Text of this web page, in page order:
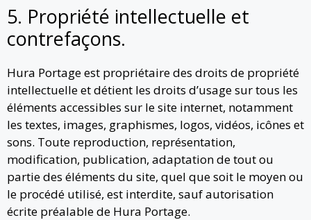
5. Propriété intellectuelle et
contrefaçons.
Hura Portage est propriétaire des droits de propriété
intellectuelle et détient les droits d’usage sur tous les
éléments accessibles sur le site internet, notamment
les textes, images, graphismes, logos, vidéos, icônes et
sons. Toute reproduction, représentation,
modification, publication, adaptation de tout ou
partie des éléments du site, quel que soit le moyen ou
le procédé utilisé, est interdite, sauf autorisation
écrite préalable de Hura Portage.